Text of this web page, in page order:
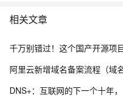
相关文章
阿里云新增域名备案流程（域